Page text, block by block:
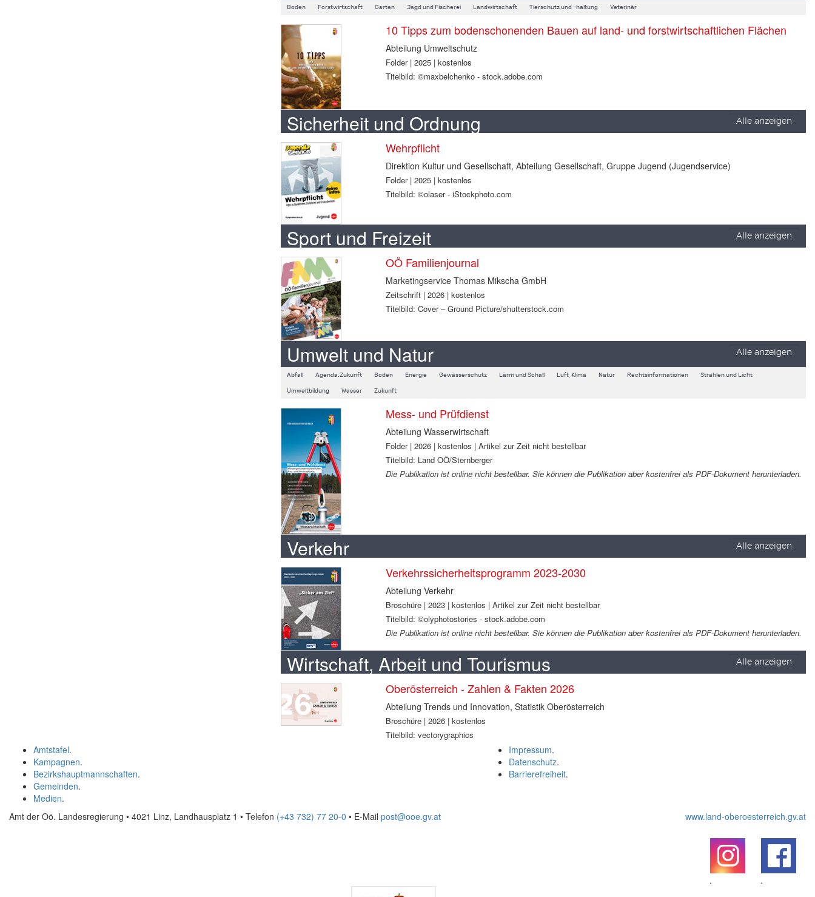
Boden Forstwirtschaft Garten Jagd und Fischerei Landwirtschaft Tierschutz und -haltung Veterinär
10 Tipps zum bodenschonenden Bauen auf land- und forstwirtschaftlichen Flächen
Abteilung Umweltschutz
Folder | 2025 | kostenlos
Titelbild: ©maxbelchenko - stock.adobe.com
Sicherheit und Ordnung Alle anzeigen
Wehrpflicht
Direktion Kultur und Gesellschaft, Abteilung Gesellschaft, Gruppe Jugend (Jugendservice)
Folder | 2025 | kostenlos
Titelbild: ©olaser - iStockphoto.com
Sport und Freizeit Alle anzeigen
OÖ Familienjournal
Marketingservice Thomas Mikscha GmbH
Zeitschrift | 2026 | kostenlos
Titelbild: Cover – Ground Picture/shutterstock.com
Umwelt und Natur Alle anzeigen
Abfall Agenda.Zukunft Boden Energie Gewässerschutz Lärm und Schall Luft, Klima Natur Rechtsinformationen Strahlen und Licht
Umweltbildung Wasser Zukunft
Mess- und Prüfdienst
Abteilung Wasserwirtschaft
Folder | 2026 | kostenlos | Artikel zur Zeit nicht bestellbar
Titelbild: Land OÖ/Sternberger
Die Publikation ist online nicht bestellbar. Sie können die Publikation aber kostenfrei als PDF-Dokument herunterladen.
Verkehr Alle anzeigen
Verkehrssicherheitsprogramm 2023-2030
Abteilung Verkehr
Broschüre | 2023 | kostenlos | Artikel zur Zeit nicht bestellbar
Titelbild: ©olyphotostories - stock.adobe.com
Die Publikation ist online nicht bestellbar. Sie können die Publikation aber kostenfrei als PDF-Dokument herunterladen.
Wirtschaft, Arbeit und Tourismus Alle anzeigen
Oberösterreich - Zahlen & Fakten 2026
Abteilung Trends und Innovation, Statistik Oberösterreich
Broschüre | 2026 | kostenlos
Titelbild: vectorygraphics
Impressum.
Datenschutz.
Barrierefreiheit.
Amtstafel.
Kampagnen.
Bezirkshauptmannschaften.
Gemeinden.
Medien.
Amt der Oö. Landesregierung • 4021 Linz, Landhausplatz 1 • Telefon (+43 732) 77 20-0 • E-Mail post@ooe.gv.at www.land-oberoesterreich.gv.at
.
.